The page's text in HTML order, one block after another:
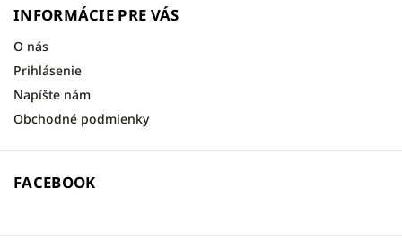
INFORMÁCIE PRE VÁS
O nás
Prihlásenie
Napíšte nám
Obchodné podmienky
FACEBOOK